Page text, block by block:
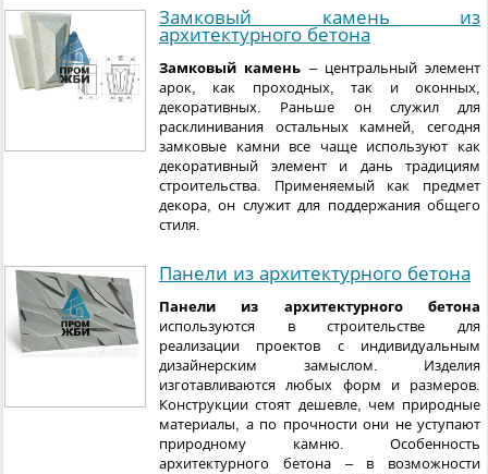
Замковый камень из
архитектурного бетона
Замковый камень – центральный элемент
арок, как проходных, так и оконных,
декоративных. Раньше он служил для
расклинивания остальных камней, сегодня
замковые камни все чаще используют как
декоративный элемент и дань традициям
строительства. Применяемый как предмет
декора, он служит для поддержания общего
стиля.
Панели из архитектурного бетона
Панели из архитектурного бетона
используются в строительстве для
реализации проектов с индивидуальным
дизайнерским замыслом. Изделия
изготавливаются любых форм и размеров.
Конструкции стоят дешевле, чем природные
материалы, а по прочности они не уступают
природному камню. Особенность
архитектурного бетона – в возможности